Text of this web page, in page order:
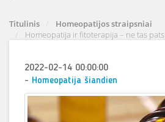
Titulinis
Homeopatijos straipsniai
Homeopatija ir fitoterapija – ne tas pats
2022-02-14 00:00:00
- Homeopatija šiandien